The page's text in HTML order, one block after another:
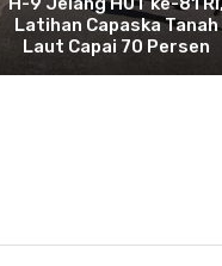
Latihan Capaska Tanah
Laut Capai 70 Persen